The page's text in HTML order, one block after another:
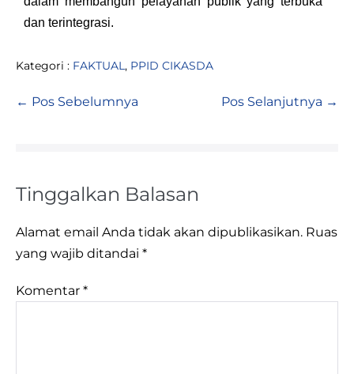
dan terintegrasi.
Kategori : FAKTUAL, PPID CIKASDA
← Pos Sebelumnya Pos Selanjutnya →
Tinggalkan Balasan
Alamat email Anda tidak akan dipublikasikan. Ruas
yang wajib ditandai *
Komentar *